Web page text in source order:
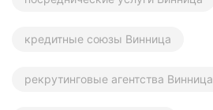
кредитные союзы Винница
рекрутинговые агентства Винница